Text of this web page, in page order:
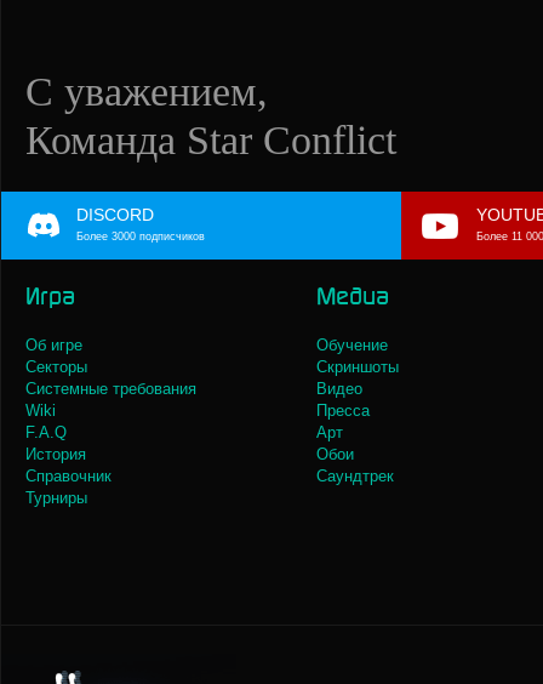
С уважением,
Команда Star Conflict
DISCORD
Более 3000 подписчиков Более 11
Игра
Об игре
Секторы
Системные требования
Wiki
F.A.Q
История
Справочник
Турниры
Медиа
Обучение
Скриншоты
Видео
Пресса
Арт
Обои
Саундтрек